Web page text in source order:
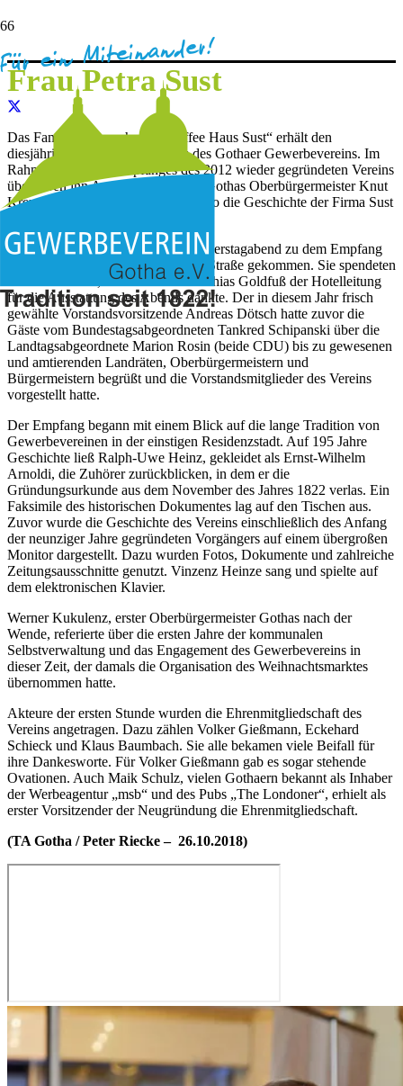
2018 – SUST KAFFEERÖSTEREI
Frau Petra Sust
Das Familienunternehmen „Kaffee Haus Sust“ erhält den
diesjährigen Dirk-Kollmar-Preis des Gothaer Gewerbevereins. Im
Rahmen des Jahresempfanges des 2012 wieder gegründeten Vereins
übergaben ihn Astrid Kollmar und Gothas Oberbürgermeister Knut
Kreuch (SPD), der in seiner Laudatio die Geschichte der Firma Sust
140 geladene Gäste waren am Donnerstagabend zu dem Empfang
an der Ohrdrufer Straße gekommen. Sie spendeten
reichlich Beifall, als Moderator Matthias Goldfuß der Hotelleitung
für die Ausstattung des Abends dankte. Der in diesem Jahr frisch
gewählte Vorstandsvorsitzende Andreas Dötsch hatte zuvor die
Gäste vom Bundestagsabgeordneten Tankred Schipanski über die
Landtagsabgeordnete Marion Rosin (beide CDU) bis zu gewesenen
und amtierenden Landräten, Oberbürgermeistern und
Bürgermeistern begrüßt und die Vorstandsmitglieder des Vereins
vorgestellt hatte.
Der Empfang begann mit einem Blick auf die lange Tradition von
Gewerbevereinen in der einstigen Residenzstadt. Auf 195 Jahre
Geschichte ließ Ralph-Uwe Heinz, gekleidet als Ernst-Wilhelm
Arnoldi, die Zuhörer zurückblicken, in dem er die
Gründungsurkunde aus dem November des Jahres 1822 verlas. Ein
Faksimile des historischen Dokumentes lag auf den Tischen aus.
Zuvor wurde die Geschichte des Vereins einschließlich des Anfang
der neunziger Jahre gegründeten Vorgängers auf einem übergroßen
Monitor dargestellt. Dazu wurden Fotos, Dokumente und zahlreiche
Zeitungsausschnitte genutzt. Vinzenz Heinze sang und spielte auf
dem elektronischen Klavier.
Werner Kukulenz, erster Oberbürgermeister Gothas nach der
Wende, referierte über die ersten Jahre der kommunalen
Selbstverwaltung und das Engagement des Gewerbevereins in
dieser Zeit, der damals die Organisation des Weihnachtsmarktes
übernommen hatte.
Akteure der ersten Stunde wurden die Ehrenmitgliedschaft des
Vereins angetragen. Dazu zählen Volker Gießmann, Eckehard
Schieck und Klaus Baumbach. Sie alle bekamen viele Beifall für
ihre Dankesworte. Für Volker Gießmann gab es sogar stehende
Ovationen. Auch Maik Schulz, vielen Gothaern bekannt als Inhaber
der Werbeagentur „msb“ und des Pubs „The Londoner“, erhielt als
erster Vorsitzender der Neugründung die Ehrenmitgliedschaft.
(TA Gotha / Peter Riecke – 26.10.2018)